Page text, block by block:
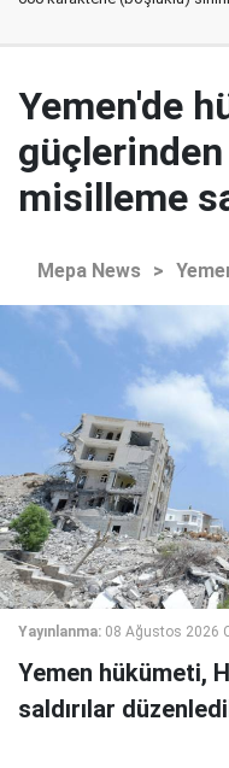
Yemen'de
misilleme
Mepa News >
Yayınlanma: 08 Ağustos 2026
Yemen hükümeti,
saldırılar